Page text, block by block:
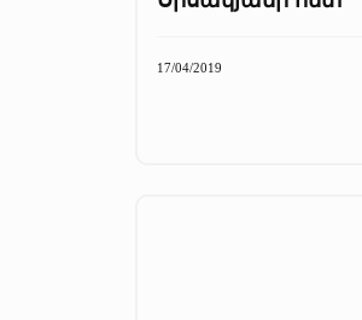
17/04/2019